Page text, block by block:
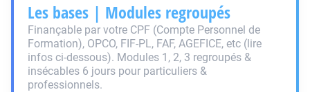
Les bases | Modules regroupés
Finançable par votre CPF (Compte Personnel de
Formation), OPCO, FIF-PL, FAF, AGEFICE, etc (lire
infos ci-dessous). Modules 1, 2, 3 regroupés &
insécables 6 jours pour particuliers &
professionnels.